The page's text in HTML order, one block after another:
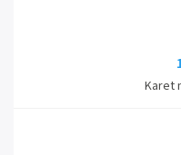
Karet